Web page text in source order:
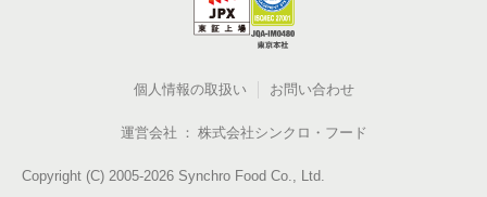
個人情報の取扱い お問い合わせ
運営会社 株式会社シンクロ・フード
Copyright (C) 2005-2026 Synchro Food Co., Ltd.